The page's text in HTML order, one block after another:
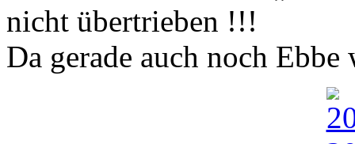
nicht übertrieben !!!
Da gerade auch noch